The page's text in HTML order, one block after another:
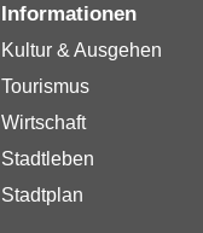
Informationen
Kultur & Ausgehen
Tourismus
Wirtschaft
Stadtleben
Stadtplan